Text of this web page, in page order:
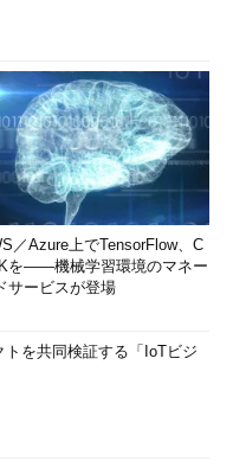
／Azure上でTensorFlow、C
を――機械学習環境のマネー
サービスが登場
を共同検証する「IoTビジ